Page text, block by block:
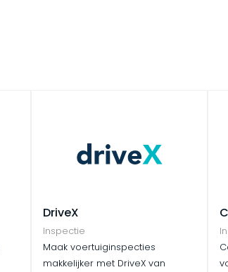
DriveX
Inspectie
Maak voertuiginspecties
makkelijker met DriveX van